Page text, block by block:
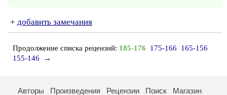
+ добавить замечания
Продолжение списка рецензий: 185-176 175-166
165-156
155-146
→
Авторы Произведения Рецензии Поиск Магазин